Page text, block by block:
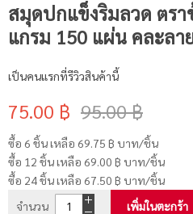
สมุดปกแข็งริมลวด ตรา
แกรม 150 แผ่น คละลา
เป็นคนแรกที่รีวิวสินค้านี้
75.00 ฿ 95.00 ฿
ซื้อ 6 ชิ้น เหลือ 69.75 ฿ บาท/ชิ้น
ซื้อ 12 ชิ้น เหลือ 69.00 ฿ บาท/ชิ้น
ซื้อ 24 ชิ้น เหลือ 67.50 ฿ บาท/ชิ้น
จำนวน
เพิ่มในตะกร้า